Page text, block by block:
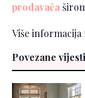
prodavača
Više informacija
Povezane vijesti